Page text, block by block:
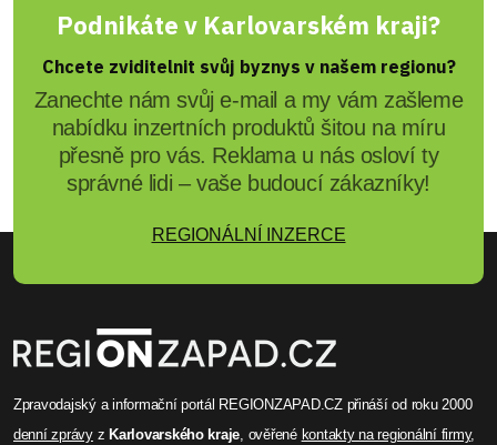
Podnikáte v Karlovarském kraji?
Chcete zviditelnit svůj byznys v našem regionu?
Zanechte nám svůj e-mail a my vám zašleme
nabídku inzertních produktů šitou na míru
přesně pro vás. Reklama u nás osloví ty
správné lidi – vaše budoucí zákazníky!
REGIONÁLNÍ INZERCE
Zpravodajský a informační portál REGIONZAPAD.CZ přináší od roku 2000
denní zprávyz Karlovarského kraje, ověřené kontakty na regionální firmy,